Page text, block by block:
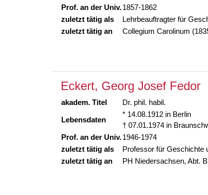
Prof. an der Univ.1857-1862
zuletzt tätig als
Lehrbeauftragter für
zuletzt tätig an
Collegium Carolinum
Eckert, Georg Josef Fedor
akadem. Titel Dr. phil. habil.
Lebensdaten
* 14.08.1912 in Berlin
† 07.01.1974 in
Prof. an der Univ.1946-1974
zuletzt tätig als
Professor für Geschichte
zuletzt tätig an
PH Niedersachsen, Abt.